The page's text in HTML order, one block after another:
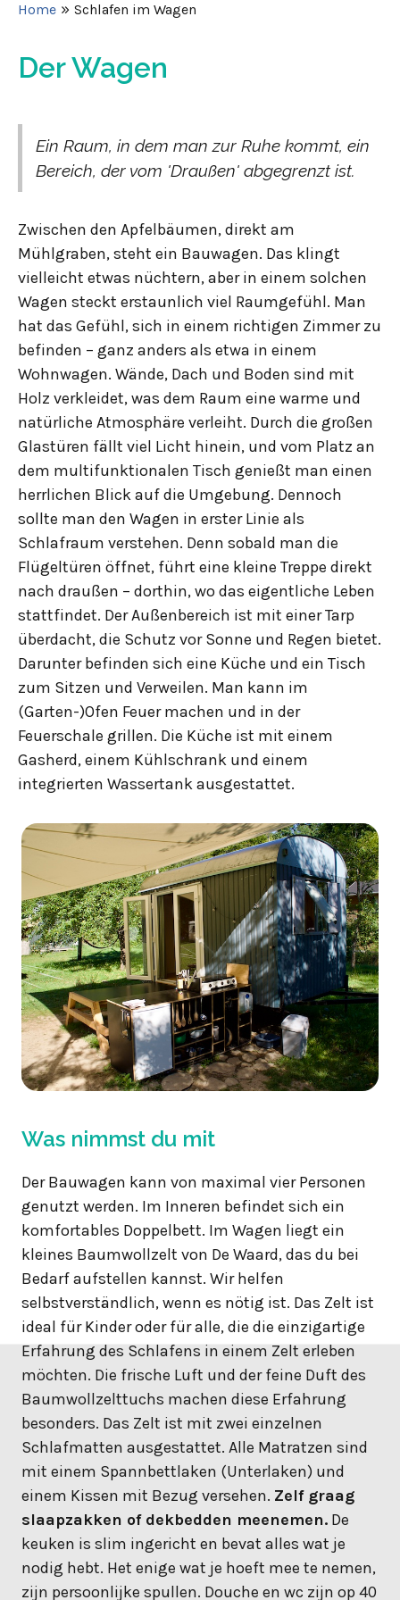
Home » Schlafen im Wagen
Der Wagen
Ein Raum, in dem man zur Ruhe kommt, ein
Bereich, der vom 'Draußen' abgegrenzt ist.
Zwischen den Apfelbäumen, direkt am
Mühlgraben, steht ein Bauwagen. Das klingt
vielleicht etwas nüchtern, aber in einem solchen
Wagen steckt erstaunlich viel Raumgefühl. Man
hat das Gefühl, sich in einem richtigen Zimmer zu
befinden – ganz anders als etwa in einem
Wohnwagen. Wände, Dach und Boden sind mit
Holz verkleidet, was dem Raum eine warme und
natürliche Atmosphäre verleiht. Durch die großen
Glastüren fällt viel Licht hinein, und vom Platz an
dem multifunktionalen Tisch genießt man einen
herrlichen Blick auf die Umgebung. Dennoch
sollte man den Wagen in erster Linie als
Schlafraum verstehen. Denn sobald man die
Flügeltüren öffnet, führt eine kleine Treppe direkt
nach draußen – dorthin, wo das eigentliche Leben
stattfindet. Der Außenbereich ist mit einer Tarp
überdacht, die Schutz vor Sonne und Regen bietet.
Darunter befinden sich eine Küche und ein Tisch
zum Sitzen und Verweilen. Man kann im
(Garten-)Ofen Feuer machen und in der
Feuerschale grillen. Die Küche ist mit einem
Gasherd, einem Kühlschrank und einem
integrierten Wassertank ausgestattet.
Was nimmst du mit
Der Bauwagen kann von maximal vier Personen
genutzt werden. Im Inneren befindet sich ein
komfortables Doppelbett. Im Wagen liegt ein
kleines Baumwollzelt von De Waard, das du bei
Bedarf aufstellen kannst. Wir helfen
selbstverständlich, wenn es nötig ist. Das Zelt ist
ideal für Kinder oder für alle, die die einzigartige
Erfahrung des Schlafens in einem Zelt erleben
möchten. Die frische Luft und der feine Duft des
Baumwollzelttuchs machen diese Erfahrung
besonders. Das Zelt ist mit zwei einzelnen
Schlafmatten ausgestattet. Alle Matratzen sind
mit einem Spannbettlaken (Unterlaken) und
einem Kissen mit Bezug versehen. Zelf graag
slaapzakken of dekbedden meenemen. De
keuken is slim ingericht en bevat alles wat je
nodig hebt. Het enige wat je hoeft mee te nemen,
zijn persoonlijke spullen. Douche en wc zijn op 40